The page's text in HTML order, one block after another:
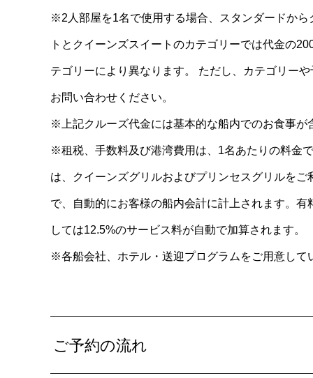
※2人部屋を1名で使用する場合、スタンダードか
トとクイーンズスイートのカテゴリーでは代金の
テゴリーにより異なります。 ただし、カテゴリー
お問い合わせください。
※上記クルーズ代金には基本的な船内でのお食事が
※租税、手数料及び港湾費用は、1名あたりの料金
は、クイーンズグリルおよびプリンセスグリルを
で、自動的にお客様の船内会計に計上されます。
しては12.5%のサービス料が自動で加算されます。
※各船会社、ホテル・送迎プログラムをご用意し
ご予約の流れ